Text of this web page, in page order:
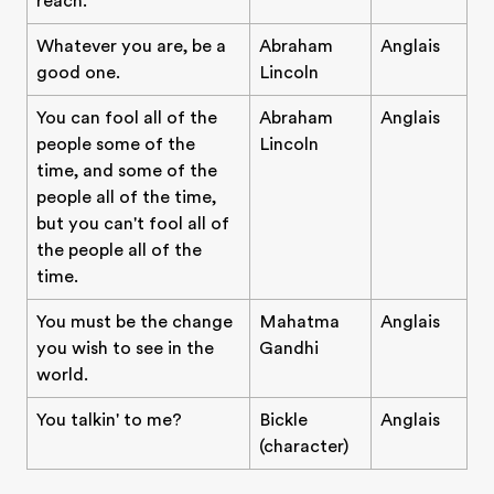
Whatever you are, be a
good one.
Abraham
Lincoln
Anglais
You can fool all of the
people some of the
time, and some of the
people all of the time,
but you can't fool all of
the people all of the
time.
Abraham
Lincoln
Anglais
You must be the change
you wish to see in the
world.
Mahatma
Gandhi
Anglais
You talkin' to me?
Bickle
(character)
Anglais